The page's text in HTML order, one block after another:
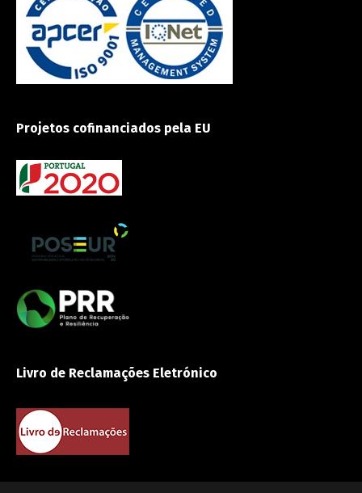
Projetos cofinanciados pela EU
Livro de Reclamações Eletrónico